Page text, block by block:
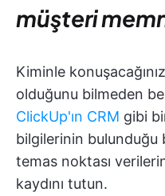
müşteri
Kiminle
olduğunu bilmeden
ClickUp'ın CRM gibi
bilgilerinin bulunduğu
temas noktası
kaydını tutun.